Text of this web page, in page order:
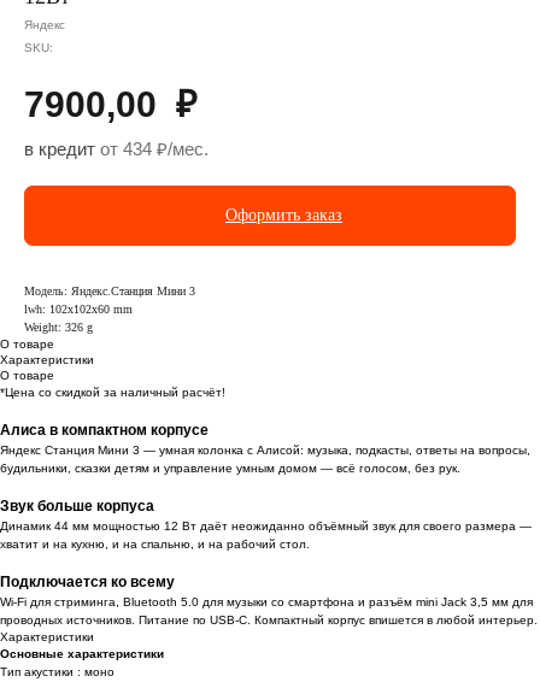
Яндекс
SKU:
7900,00 ₽
в кредит от 434 ₽/мес.
Оформить заказ
Модель: Яндекс.Станция Мини 3
lwh: 102x102x60 mm
Weight: 326 g
О товаре
Характеристики
О товаре
*Цена со скидкой за наличный расчёт!
Алиса в компактном корпусе
Яндекс Станция Мини 3 — умная колонка с Алисой: музыка, подкасты, ответы на вопросы,
будильники, сказки детям и управление умным домом — всё голосом, без рук.
Звук больше корпуса
Динамик 44 мм мощностью 12 Вт даёт неожиданно объёмный звук для своего размера —
хватит и на кухню, и на спальню, и на рабочий стол.
Подключается ко всему
Wi-Fi для стриминга, Bluetooth 5.0 для музыки со смартфона и разъём mini Jack 3,5 мм для
проводных источников. Питание по USB-C. Компактный корпус впишется в любой интерьер.
Характеристики
Основные характеристики
Тип акустики : моно